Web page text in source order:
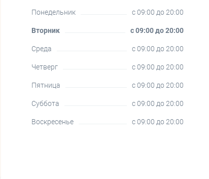
Понедельник c 09:00 до 20:00
Вторник c 09:00 до 20:00
Среда c 09:00 до 20:00
Четверг c 09:00 до 20:00
Пятница c 09:00 до 20:00
Суббота c 09:00 до 20:00
Воскресенье c 09:00 до 20:00